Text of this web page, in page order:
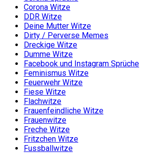
Corona Witze
DDR Witze
Deine Mutter Witze
Dirty / Perverse Memes
Dreckige Witze
Dumme Witze
Facebook und Instagram Sprüche
Feminismus Witze
Feuerwehr Witze
Fiese Witze
Flachwitze
Frauenfeindliche Witze
Frauenwitze
Freche Witze
Fritzchen Witze
Fussballwitze